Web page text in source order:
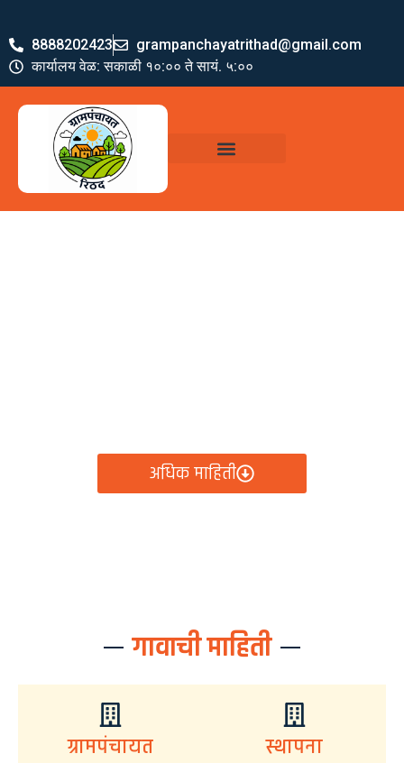
8888202423
grampanchayatrithad@gmail.com
कार्यालय वेळ: सकाळी १०:०० ते सायं. ५:००
अधिक माहिती
गावाची माहिती
ग्रामपंचायत स्थापना